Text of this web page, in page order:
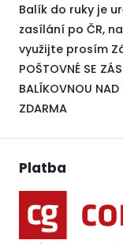
Balík do ruky je
zasílání po ČR,
využijte prosím
POŠTOVNÉ SE
BALÍKOVNOU
ZDARMA
Platba